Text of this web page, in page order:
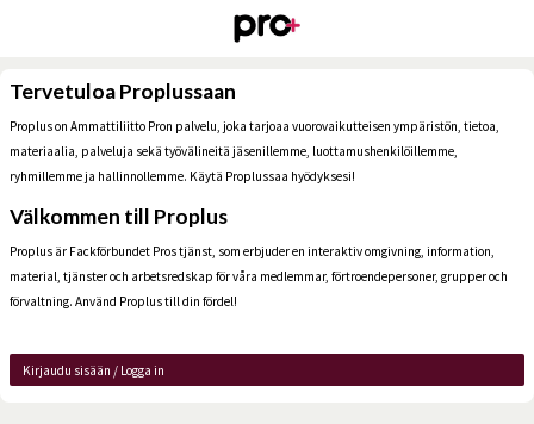
Tervetuloa Proplussaan
Proplus on Ammattiliitto Pron palvelu, joka tarjoaa vuorovaikutteisen ympäristön, tietoa,
materiaalia, palveluja sekä työvälineitä jäsenillemme, luottamushenkilöillemme,
ryhmillemme ja hallinnollemme. Käytä Proplussaa hyödyksesi!
Välkommen till Proplus
Proplus är Fackförbundet Pros tjänst, som erbjuder en interaktiv omgivning, information,
material, tjänster och arbetsredskap för våra medlemmar, förtroendepersoner, grupper och
förvaltning. Använd Proplus till din fördel!
Kirjaudu sisään / Logga in